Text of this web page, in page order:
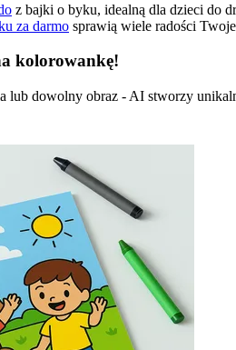
z bajki o byku, idealną dla dzieci do
za darmo sprawią wiele radości
kolorowankę!
lub dowolny obraz - AI stworzy